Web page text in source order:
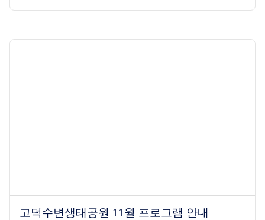
고덕수변생태공원 11월 프로그램 안내